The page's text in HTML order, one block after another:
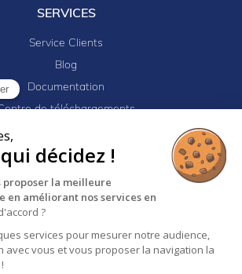
décidez !
proposer la meilleure
en améliorant nos services en
?
services pour mesurer notre audience,
avec vous et vous proposer la navigation la
SERVICES
Service Clients
Blog
Documentation
de téléchargements
Newsletter
Logiciel EJ32
Politique de confidentialité
générales de vente